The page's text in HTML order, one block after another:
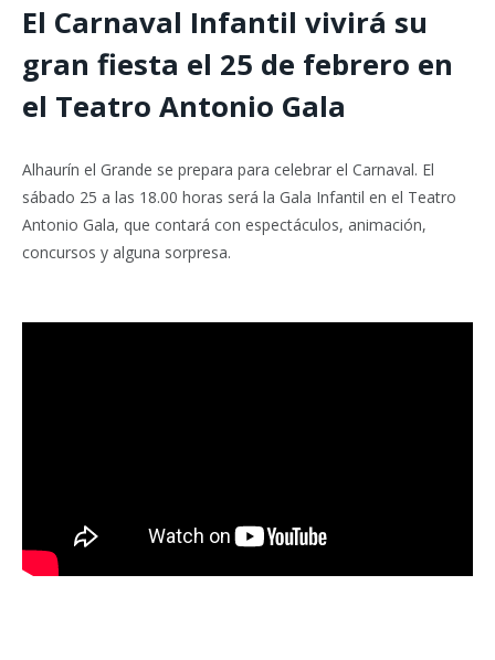
El Carnaval Infantil vivirá su
gran fiesta el 25 de febrero en
el Teatro Antonio Gala
Alhaurín el Grande se prepara para celebrar el Carnaval. El
sábado 25 a las 18.00 horas será la Gala Infantil en el Teatro
Antonio Gala, que contará con espectáculos, animación,
concursos y alguna sorpresa.